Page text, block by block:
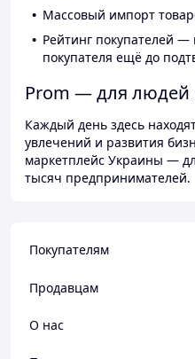
Массовый импорт
Рейтинг покупателей
покупателя ещё до
Prom — для людей
Каждый день здесь
увлечений и развития
маркетплейс Украины —
тысяч предпринимателей.
Покупателям
Продавцам
О нас